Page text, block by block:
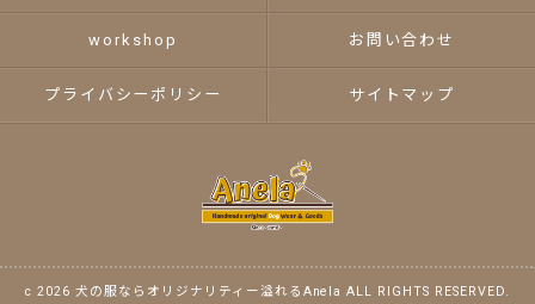
workshop お問い合わせ
プライバシーポリシー サイトマップ
c 2026 犬の服ならオリジナリティー溢れるAnela ALL RIGHTS RESERVED.